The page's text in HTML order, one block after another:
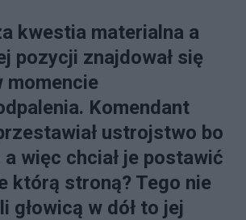
kwestia materialna a
pozycji znajdował się
momencie
Komendant
ustrojstwo bo
a więc chciał je postawić
którą stroną? Tego nie
głowicą w dół to jej